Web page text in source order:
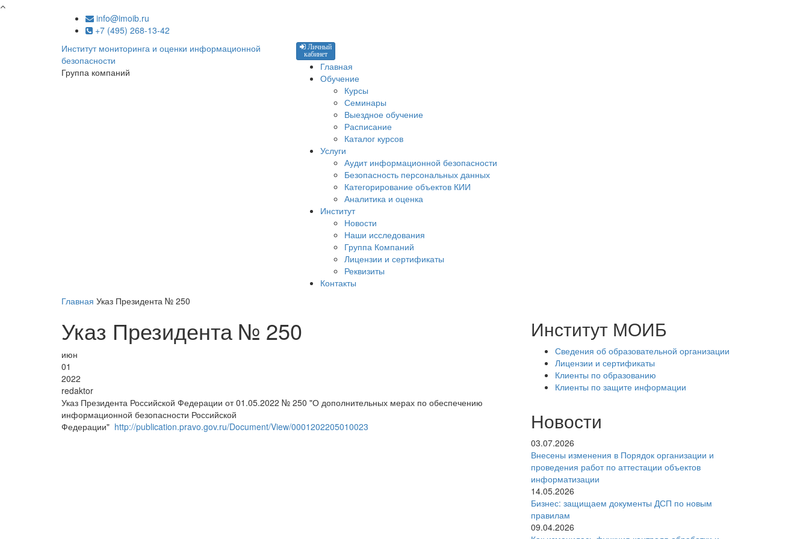
Перейти к основному содержанию
info@imoib.ru
+7 (495) 268-13-42
Институт мониторинга и оценки информационной
безопасности
Группа компаний
Личный
кабинет
Главная
Обучение
Курсы
Семинары
Выездное обучение
Расписание
Каталог курсов
Услуги
Аудит информационной безопасности
Безопасность персональных данных
Категорирование объектов КИИ
Аналитика и оценка
Институт
Новости
Наши исследования
Группа Компаний
Лицензии и сертификаты
Реквизиты
Контакты
Главная Указ Президента № 250
Указ Президента № 250
июн
01
2022
redaktor
Указ Президента Российской Федерации от 01.05.2022 № 250 "О дополнительных мерах по обеспечению
информационной безопасности Российской
Федерации" http://publication.pravo.gov.ru/Document/View/0001202205010023
Институт МОИБ
Сведения об образовательной организации
Лицензии и сертификаты
Клиенты по образованию
Клиенты по защите информации
Новости
03.07.2026
Внесены изменения в Порядок организации и
проведения работ по аттестации объектов
информатизации
14.05.2026
Бизнес: защищаем документы ДСП по новым
правилам
09.04.2026